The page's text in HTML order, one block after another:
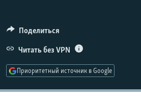
ПОДПИШИТЕСЬ НА РАССЫЛКУ
СОЦИАЛЬНЫЕ СЕТИ
Поделиться
Читать без VPN
Приоритетный источник в Google